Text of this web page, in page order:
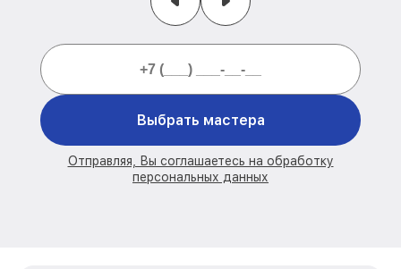
Выбрать мастера
Отправляя, Вы соглашаетесь на обработку
персональных данных